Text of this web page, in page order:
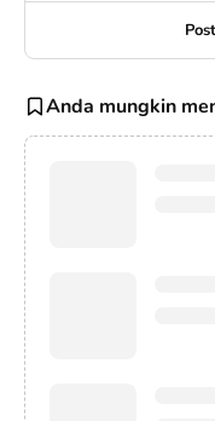
Anda mungkin